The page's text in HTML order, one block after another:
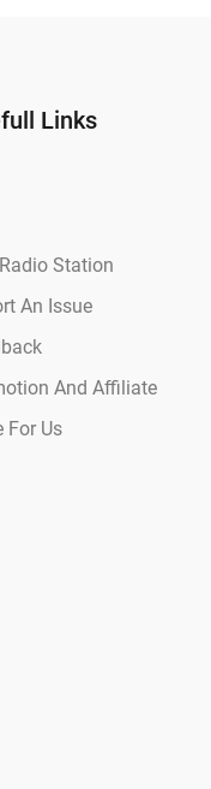
Links
Station
An Issue
And Affiliate
For Us